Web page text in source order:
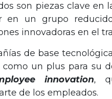
son piezas clave en
en un grupo
innovadoras en el
de base
un plus para su
innovation,
de los empleados.